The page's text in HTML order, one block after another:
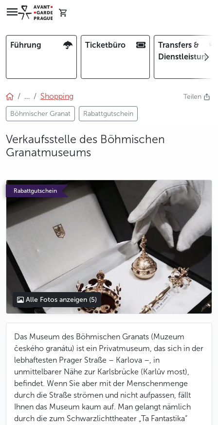
Führung Ticketbüro
Transfers &
… Shopping
Böhmischer Granat Rabattgutschein
Teilen
Verkaufsstelle des Böhmischen
Granatmuseums
Rabattgutschein
photo 5
Alle Fotos anzeigen (5)
Das Museum des Böhmischen Granats (Muzeum
českého granátu) ist ein Privatmuseum, das sich in der
lebhaftesten Prager Straße – Karlova –, in
unmittelbarer Nähe zur Karlsbrücke (Karlův most),
befindet. Wenn Sie aber mit der Menschenmenge
durch die Straße strömen und nicht aufpassen, fällt
Ihnen das Museum kaum auf. Man gelangt nämlich
durch die zum Schwarzlichttheater „Ta Fantastika“